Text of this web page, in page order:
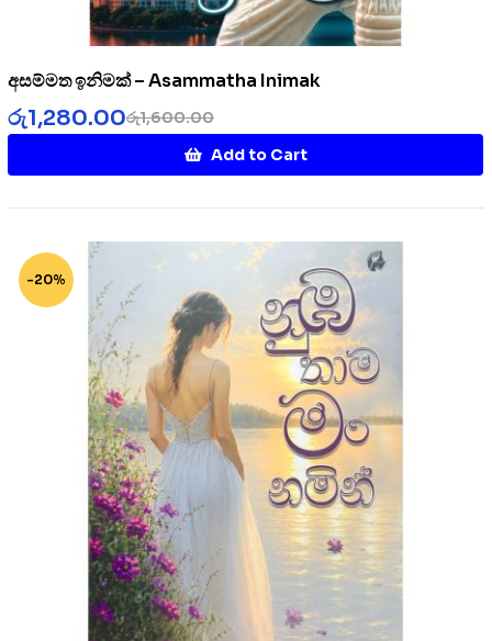
අසම්මත ඉනිමක් – Asammatha Inimak
රු1,600.00
රු1,280.00
Add to Cart
-20%